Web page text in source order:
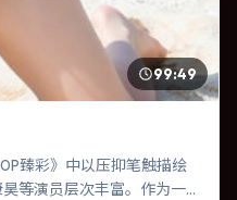
99:49
臻彩》中以压抑笔触描绘
等演员层次丰富。作为一